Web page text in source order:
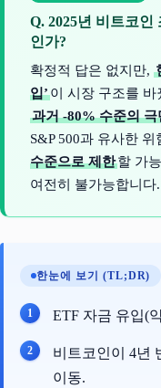
Q. 2025년 비트코인
인가?
확정적 답은 없지만,
입’이 시장 구조를 바
과거 -80% 수준의
S&P 500과 유사한
수준으로 제한할 가
여전히 불가능합니다.
한눈에 보기 (TL;DR)
ETF 자금 유입(
비트코인이 4년
이동.